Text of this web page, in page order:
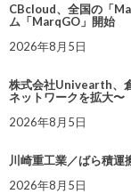
CBcloud、全国の「
ム「MarqGO」開始
2026年8月5日
株式会社Univearth、
ネットワークを拡大〜
2026年8月5日
川崎重工業／ばら積運
2026年8月5日